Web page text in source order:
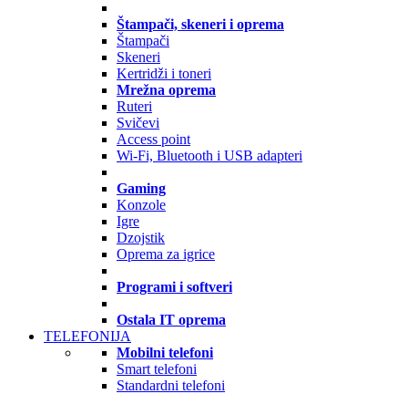
Štampači, skeneri i oprema
Štampači
Skeneri
Kertridži i toneri
Mrežna oprema
Ruteri
Svičevi
Access point
Wi-Fi, Bluetooth i USB adapteri
Gaming
Konzole
Igre
Dzojstik
Oprema za igrice
Programi i softveri
Ostala IT oprema
TELEFONIJA
Mobilni telefoni
Smart telefoni
Standardni telefoni